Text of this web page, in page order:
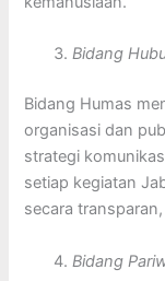
Bidang
Bidang Humas
organisasi dan
strategi
setiap kegiatan
secara
Bidang